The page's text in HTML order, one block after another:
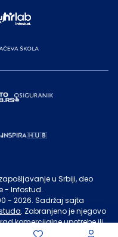
u Srbiji, deo
- Infostud.
- 2026. Sadržaj sajta
. Zabranjeno je njegovo
komercijalne upotrebe ili
sajta.